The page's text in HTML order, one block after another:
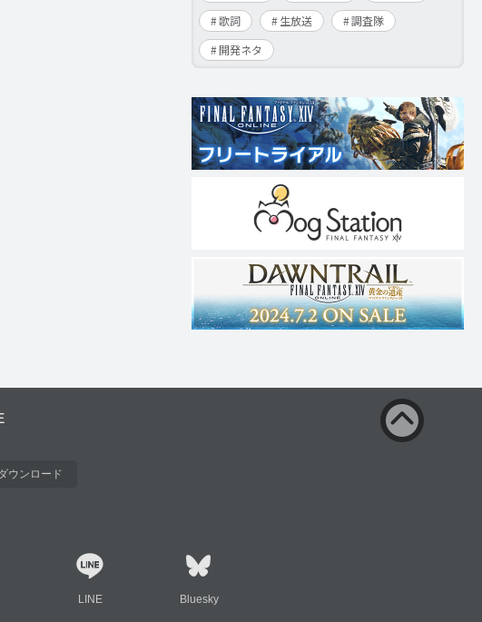
歌詞
生放送
調査隊
開発ネタ
ウンロード
LINE Bluesky